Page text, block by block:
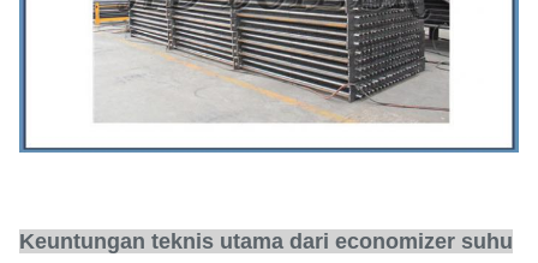
Keuntungan teknis utama dari economizer suhu